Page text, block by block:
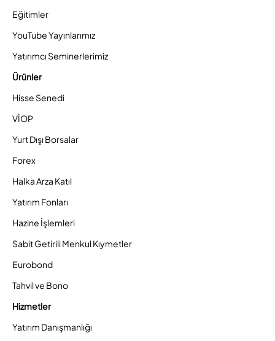
Eğitimler
YouTube Yayınlarımız
Yatırımcı Seminerlerimiz
Ürünler
Hisse Senedi
VİOP
Yurt Dışı Borsalar
Forex
Halka Arza Katıl
Yatırım Fonları
Hazine İşlemleri
Sabit Getirili Menkul Kıymetler
Eurobond
Tahvil ve Bono
Hizmetler
Yatırım Danışmanlığı